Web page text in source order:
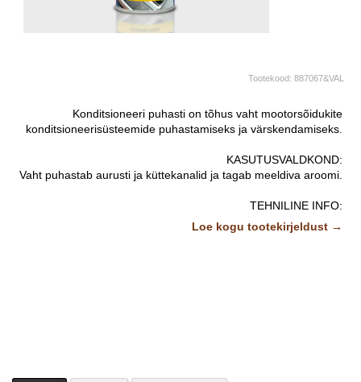
Tootekood: 887067&VAL
Konditsioneeri puhasti on tõhus vaht mootorsõidukite
konditsioneerisüsteemide puhastamiseks ja värskendamiseks.
KASUTUSVALDKOND:
Vaht puhastab aurusti ja küttekanalid ja tagab meeldiva aroomi.
TEHNILINE INFO:
Baasained: tensiid
Värvus: valge
Loe kogu tootekirjeldust →